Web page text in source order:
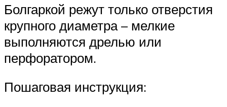
Болгаркой режут только отверстия
крупного диаметра – мелкие
выполняются дрелью или
перфоратором.
Пошаговая инструкция: